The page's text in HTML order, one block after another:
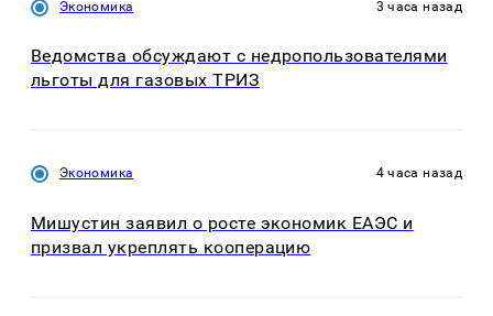
Экономика 3 часа назад
Ведомства обсуждают с недропользователями
льготы для газовых ТРИЗ
Экономика 4 часа назад
Мишустин заявил о росте экономик ЕАЭС и
призвал укреплять кооперацию